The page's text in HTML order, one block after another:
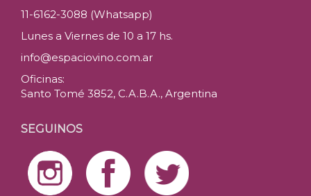
11-6162-3088 (Whatsapp)
Lunes a Viernes de 10 a 17 hs.
info@espaciovino.com.ar
Oficinas:
Santo Tomé 3852, C.A.B.A., Argentina
SEGUINOS